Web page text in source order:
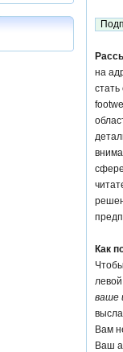
на
Как
ваше
Вам
Ваш